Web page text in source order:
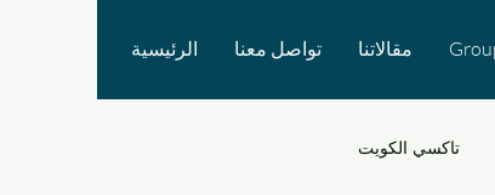
الرئيسية تواصل معنا مقالاتنا
تاكسي الكويت